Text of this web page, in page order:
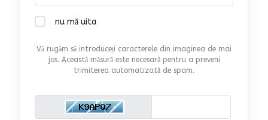
nu mă uita
Vă rugăm să introduceți caracterele din imaginea de mai
jos. Această măsură este necesară pentru a preveni
trimiterea automatizată de spam.